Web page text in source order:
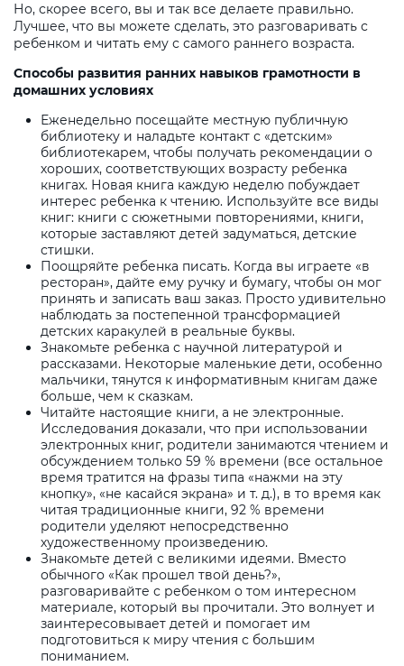
Но, скорее всего, вы и так все делаете правильно.
Лучшее, что вы можете сделать, это разговаривать с
ребенком и читать ему с самого раннего возраста.
Способы развития ранних навыков грамотности в
домашних условиях
Еженедельно посещайте местную публичную
библиотеку и наладьте контакт с «детским»
библиотекарем, чтобы получать рекомендации о
хороших, соответствующих возрасту ребенка
книгах. Новая книга каждую неделю побуждает
интерес ребенка к чтению. Используйте все виды
книг: книги с сюжетными повторениями, книги,
которые заставляют детей задуматься, детские
стишки.
Поощряйте ребенка писать. Когда вы играете «в
ресторан», дайте ему ручку и бумагу, чтобы он мог
принять и записать ваш заказ. Просто удивительно
наблюдать за постепенной трансформацией
детских каракулей в реальные буквы.
Знакомьте ребенка с научной литературой и
рассказами. Некоторые маленькие дети, особенно
мальчики, тянутся к информативным книгам даже
больше, чем к сказкам.
Читайте настоящие книги, а не электронные.
Исследования доказали, что при использовании
электронных книг, родители занимаются чтением и
обсуждением только 59 % времени (все остальное
время тратится на фразы типа «нажми на эту
кнопку», «не касайся экрана» и т. д.), в то время как
читая традиционные книги, 92 % времени
родители уделяют непосредственно
художественному произведению.
Знакомьте детей с великими идеями. Вместо
обычного «Как прошел твой день?»,
разговаривайте с ребенком о том интересном
материале, который вы прочитали. Это волнует и
заинтересовывает детей и помогает им
подготовиться к миру чтения с большим
пониманием.